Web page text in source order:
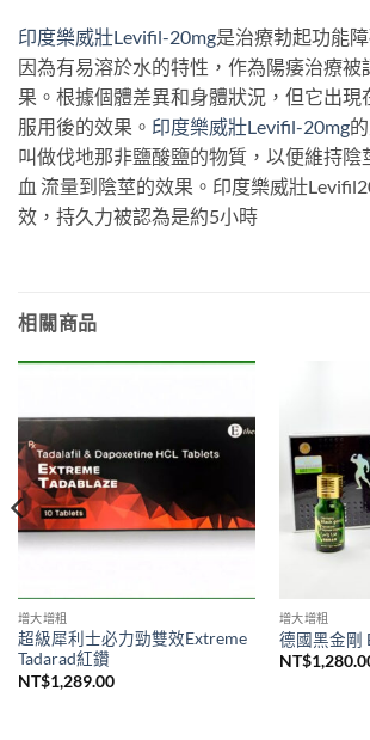
印度樂威壯Levifil-20mg是治療勃起功能
因為有易溶於水的特性，作為陽痿治療被
果。根據個體差異和身體狀況，但它出現
服用後的效果。 印度樂威壯Levifil-20mg
叫做伐地那非鹽酸鹽的物質，以便維持陰
血 流量到陰莖的效果。印度樂威壯
效，持久力被認為是約5小時
相關商品
增大增粗
超級犀利士必力勁雙效Extreme
Tadarad紅鑽
NT$1,289.00
增大增粗
德國黑金剛
NT$